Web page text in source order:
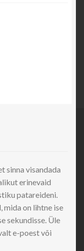
sinna visandada
erinevaid
patareideni.
on lihtne ise
sekundisse. Üle
e-poest või